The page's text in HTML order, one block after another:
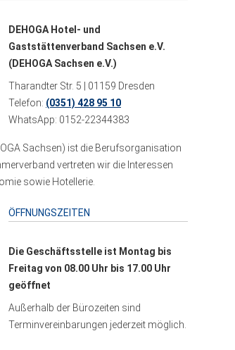
DEHOGA Hotel- und
Gaststättenverband Sachsen e.V.
(DEHOGA Sachsen e.V.)
Tharandter Str. 5 | 01159 Dresden
Telefon: (0351) 428 95 10
WhatsApp: 0152-22344383
Sachsen) ist die Berufsorganisation
vertreten wir die Interessen
sowie Hotellerie.
ÖFFNUNGSZEITEN
Die Geschäftsstelle ist Montag bis
Freitag von 08.00 Uhr bis 17.00 Uhr
geöffnet
Außerhalb der Bürozeiten sind
Terminvereinbarungen jederzeit möglich.